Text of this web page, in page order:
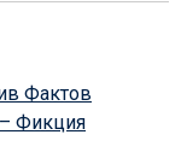
Фактов
Фикция